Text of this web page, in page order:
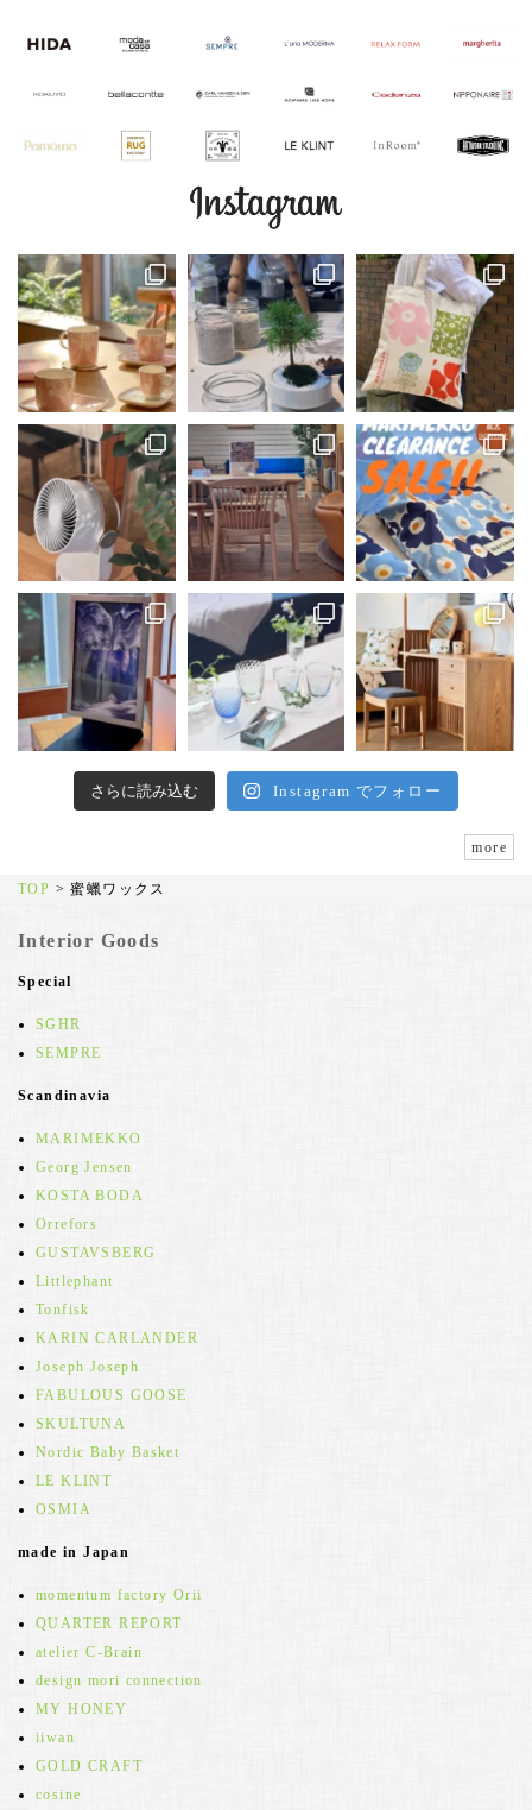
さらに読み込む Instagram でフォロー
more
TOP >蜜蠟ワックス
Interior Goods
Special
SGHR
SEMPRE
Scandinavia
MARIMEKKO
Georg Jensen
KOSTA BODA
Orrefors
GUSTAVSBERG
Littlephant
Tonfisk
KARIN CARLANDER
Joseph Joseph
FABULOUS GOOSE
SKULTUNA
Nordic Baby Basket
LE KLINT
OSMIA
made in Japan
momentum factory Orii
QUARTER REPORT
atelier C-Brain
design mori connection
MY HONEY
iiwan
GOLD CRAFT
cosine